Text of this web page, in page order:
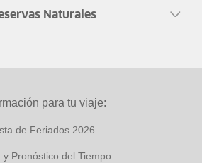
Naturales
para tu viaje:
de Feriados 2026
y Pronóstico del Tiempo